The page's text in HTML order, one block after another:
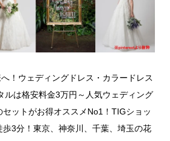
！ウェディングドレス・カラードレス
ルは格安料金3万円～人気ウェディング
セットがお得オススメNo1！TIGショッ
歩3分！東京、神奈川、千葉、埼玉の花